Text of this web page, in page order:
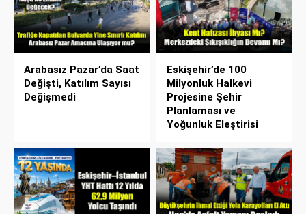
Arabasız Pazar’da Saat
Değişti, Katılım Sayısı
Değişmedi
Eskişehir’de 100
Milyonluk Halkevi
Projesine Şehir
Planlaması ve
Yoğunluk Eleştirisi